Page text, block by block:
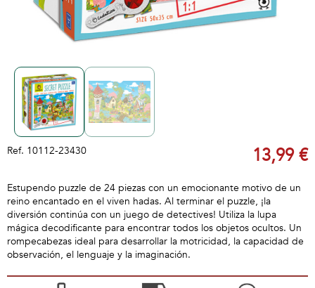
Ref. 10112-23430 13,99 €
Estupendo puzzle de 24 piezas con un emocionante motivo de un
reino encantado en el viven hadas. Al terminar el puzzle, ¡la
diversión continúa con un juego de detectives! Utiliza la lupa
mágica decodificante para encontrar todos los objetos ocultos. Un
rompecabezas ideal para desarrollar la motricidad, la capacidad de
observación, el lenguaje y la imaginación.